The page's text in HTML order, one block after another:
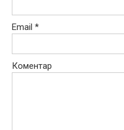
Email *
Коментар